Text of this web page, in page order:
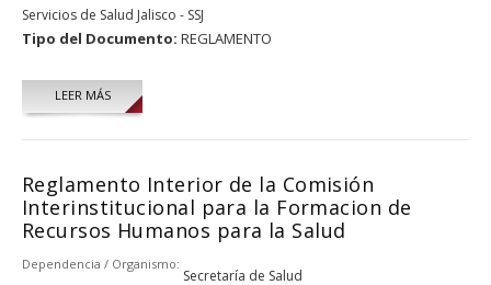
Servicios de Salud Jalisco - SSJ
Tipo del Documento: REGLAMENTO
LEER MÁS
Reglamento Interior de la Comisión
Interinstitucional para la Formacion de
Recursos Humanos para la Salud
Dependencia / Organismo:
Secretaría de Salud